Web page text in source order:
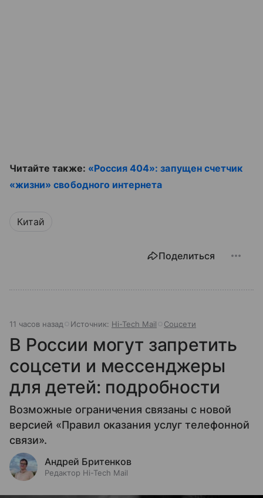
Читайте также: «Россия 404»: запущен счетчик
«жизни» свободного интернета
Китай
Поделиться
11 часов назад Источник: Hi-Tech Mail Соцсети
В России могут запретить
соцсети и мессенджеры
для детей: подробности
Возможные ограничения связаны с новой
версией «Правил оказания услуг телефонной
связи».
Андрей Бритенков
Редактор Hi-Tech Mail